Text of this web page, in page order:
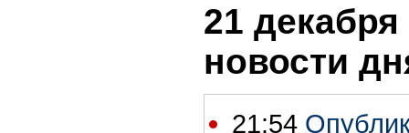
21 декабря
новости
21:54